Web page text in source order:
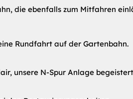
die ebenfalls zum Mitfahren
Rundfahrt auf der Gartenbahn.
unsere N-Spur Anlage